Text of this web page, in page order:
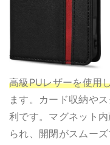
高級PUレザーを使用
ます。カード収納や
利です。マグネット
られ、開閉がスムー